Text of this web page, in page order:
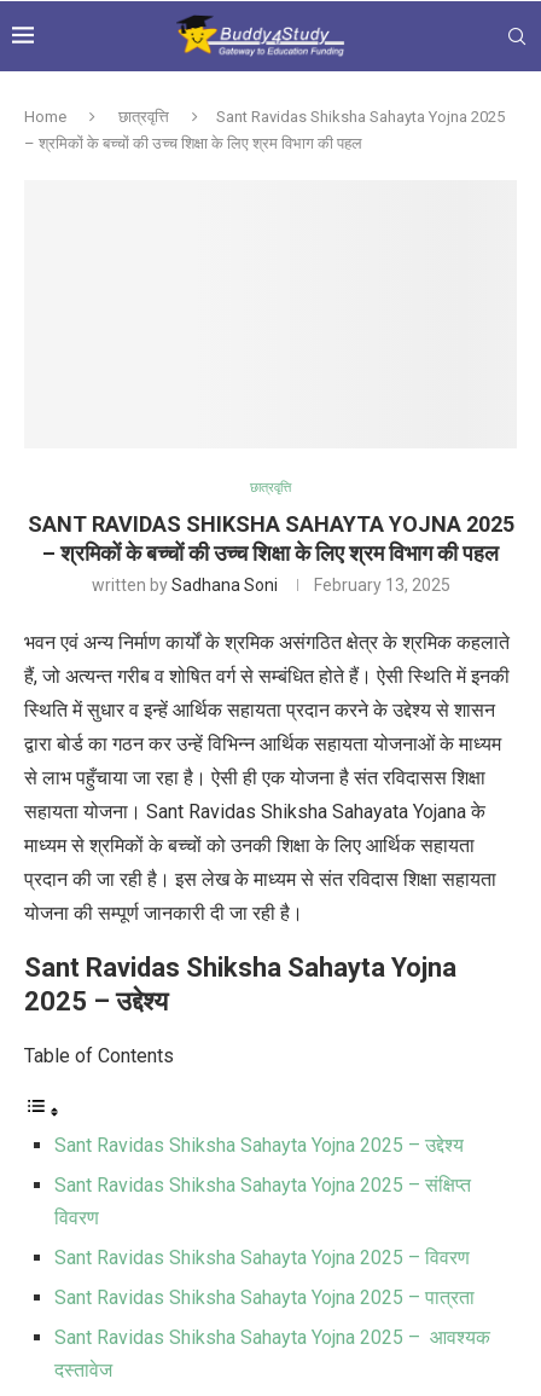
Home छात्रवृत्ति
Sant Ravidas Shiksha Sahayta Yojna 2025
– श्रमिकों के बच्चों की उच्च शिक्षा के लिए श्रम विभाग की पहल
छात्रवृत्ति
SANT RAVIDAS SHIKSHA SAHAYTA YOJNA 2025
– श्रमिकों के बच्चों की उच्च शिक्षा के लिए श्रम विभाग की पहल
written bySadhana Soni February 13, 2025
भवन एवं अन्य निर्माण कार्यों के श्रमिक असंगठित क्षेत्र के श्रमिक कहलाते
हैं, जो अत्यन्त गरीब व शोषित वर्ग से सम्बंधित होते हैं। ऐसी स्थिति में इनकी
स्थिति में सुधार व इन्हें आर्थिक सहायता प्रदान करने के उद्देश्य से शासन
द्वारा बोर्ड का गठन कर उन्हें विभिन्न आर्थिक सहायता योजनाओं के माध्यम
से लाभ पहुँचाया जा रहा है। ऐसी ही एक योजना है संत रविदासस शिक्षा
सहायता योजना। Sant Ravidas Shiksha Sahayata Yojana के
माध्यम से श्रमिकों के बच्चों को उनकी शिक्षा के लिए आर्थिक सहायता
प्रदान की जा रही है। इस लेख के माध्यम से संत रविदास शिक्षा सहायता
योजना की सम्पूर्ण जानकारी दी जा रही है।
Sant Ravidas Shiksha Sahayta Yojna
2025 –उद्देश्य
Table of Contents
Sant Ravidas Shiksha Sahayta Yojna 2025 – उद्देश्य
Sant Ravidas Shiksha Sahayta Yojna 2025 – संक्षिप्त
विवरण
Sant Ravidas Shiksha Sahayta Yojna 2025 – विवरण
Sant Ravidas Shiksha Sahayta Yojna 2025 – पात्रता
Sant Ravidas Shiksha Sahayta Yojna 2025 – आवश्यक
दस्तावेज